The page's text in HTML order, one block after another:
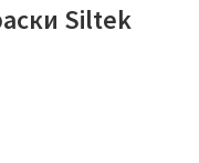
Siltek